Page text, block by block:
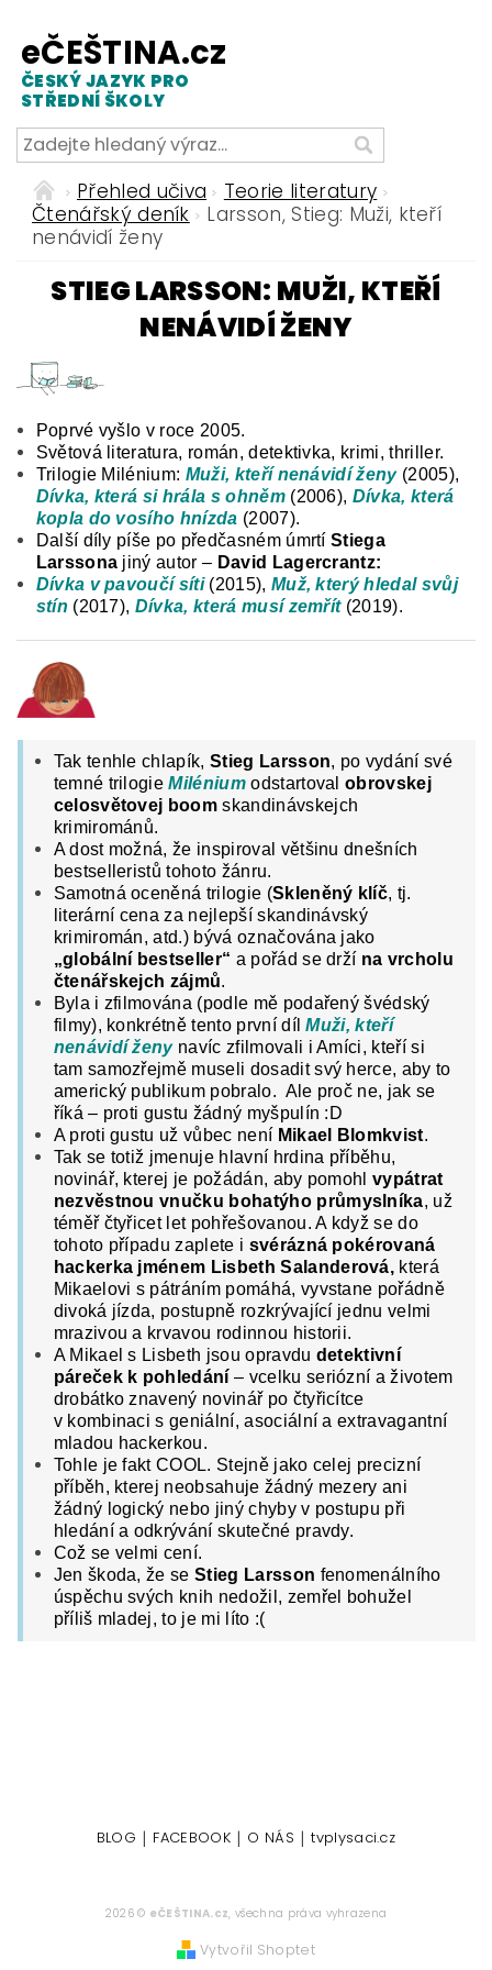
eČEŠTINA.cz
ČESKÝ JAZYK PRO
STŘEDNÍ ŠKOLY
Přehled učiva
Teorie literatury
Čtenářský deník
Larsson, Stieg: Muži, kteří
nenávidí ženy
STIEG LARSSON: MUŽI, KTEŘÍ
NENÁVIDÍ ŽENY
Poprvé vyšlo v roce 2005.
Světová literatura, román, detektivka, krimi, thriller.
Trilogie Milénium: Muži, kteří nenávidí ženy(2005),
Dívka, která si hrála s ohněm(2006), Dívka, která
kopla do vosího hnízda (2007).
Další díly píše po předčasném úmrtíStiega
Larssona jiný autor – David Lagercrantz:
Dívka v pavoučí síti(2015), Muž, který hledal svůj
stín (2017), Dívka, která musí zemřít(2019).
Tak tenhle chlapík, Stieg Larsson, po vydání své
temné trilogieMiléniumodstartovalobrovskej
celosvětovej boom skandinávskejch
krimirománů.
A dost možná, že inspiroval většinu dnešních
bestselleristů tohoto žánru.
Samotná oceněná trilogie (Skleněný klíč, tj.
literární cena za nejlepší skandinávský
krimiromán, atd.) bývá označována jako
„globální bestseller“ a pořád se drží na vrcholu
čtenářskejch zájmů.
Byla i zfilmována (podle mě podařený švédský
filmy), konkrétně tento první dílMuži, kteří
nenávidí ženynavíc zfilmovali i Amíci, kteří si
tam samozřejmě museli dosadit svý herce, aby to
americký publikum pobralo. Ale proč ne, jak se
říká – proti gustu žádný myšpulín :D
A proti gustu už vůbec není Mikael Blomkvist.
Tak se totiž jmenuje hlavní hrdina příběhu,
novinář, kterej je požádán, aby pomohlvypátrat
nezvěstnou vnučku bohatýho průmyslníka, už
téměř čtyřicet let pohřešovanou. A když se do
tohoto případu zaplete i svérázná pokérovaná
hackerka jménem Lisbeth Salanderová, která
Mikaelovi s pátráním pomáhá, vyvstane pořádně
divoká jízda, postupně rozkrývající jednu velmi
mrazivou a krvavou rodinnou historii.
A Mikael s Lisbeth jsou opravdu detektivní
páreček k pohledání – vcelku seriózní a životem
drobátko znavený novinář po čtyřicítce
v kombinaci s geniální, asociální a extravagantní
mladou hackerkou.
Tohle je fakt COOL. Stejně jako celej precizní
příběh, kterej neobsahuje žádný mezery ani
žádný logický nebo jiný chyby v postupu při
hledání a odkrývání skutečné pravdy.
Což se velmi cení.
Jen škoda, že seStieg Larsson fenomenálního
úspěchu svých knih nedožil, zemřel bohužel
příliš mladej, to je mi líto :(
BLOG | FACEBOOK | O NÁS | tvplysaci.cz
2026 © eČEŠTINA.cz, všechna práva vyhrazena
Vytvořil Shoptet